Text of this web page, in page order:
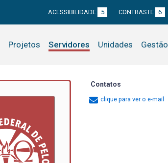
ACESSIBILIDADE 5 CONTRASTE 6
Projetos Servidores Unidades Gestão
Contatos
clique para ver o e-mail